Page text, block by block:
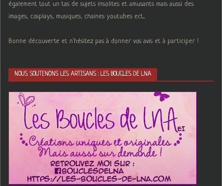
également tout un tas de sujets insolites et amusants mais aussi des
images, cosplays, musiques, chaines youtubes ect...
Bonne découverte et n'hésitez pas à donner vos avis et à participer !
NOUS SOUTENONS LES ARTISANS : LES BOUCLES DE LNA